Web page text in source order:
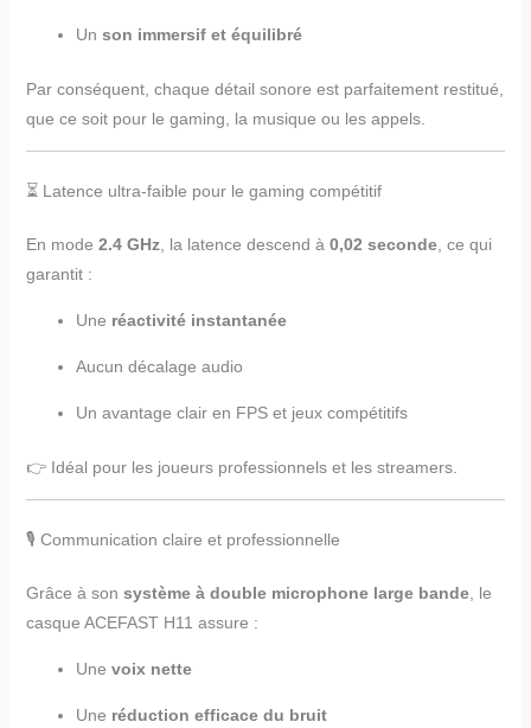
Un son immersif et équilibré
Par conséquent, chaque détail sonore est parfaitement restitué,
que ce soit pour le gaming, la musique ou les appels.
⏳ Latence ultra-faible pour le gaming compétitif
En mode 2.4 GHz, la latence descend à 0,02 seconde, ce qui
garantit :
Une réactivité instantanée
Aucun décalage audio
Un avantage clair en FPS et jeux compétitifs
👉 Idéal pour les joueurs professionnels et les streamers.
🎙️ Communication claire et professionnelle
Grâce à son système à double microphone large bande, le
casque ACEFAST H11 assure :
Une voix nette
Une réduction efficace du bruit